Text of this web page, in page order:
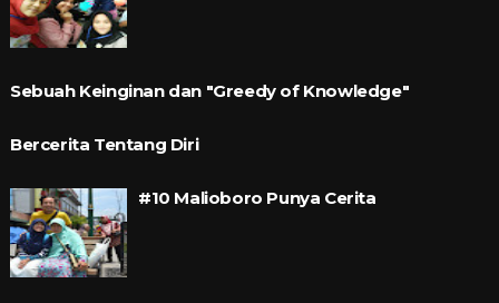
Sebuah Keinginan dan "Greedy of Knowledge"
Bercerita Tentang Diri
#10 Malioboro Punya Cerita